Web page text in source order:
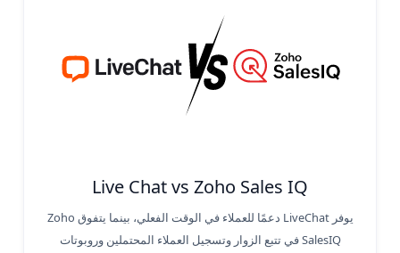
Live Chat vs Zoho Sales IQ
يوفر LiveChat دعمًا للعملاء في الوقت الفعلي، بينما يتفوق Zoho
SalesIQ في تتبع الزوار وتسجيل العملاء المحتملين وروبوتات